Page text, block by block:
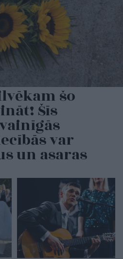
šo
Šīs
var
un asaras